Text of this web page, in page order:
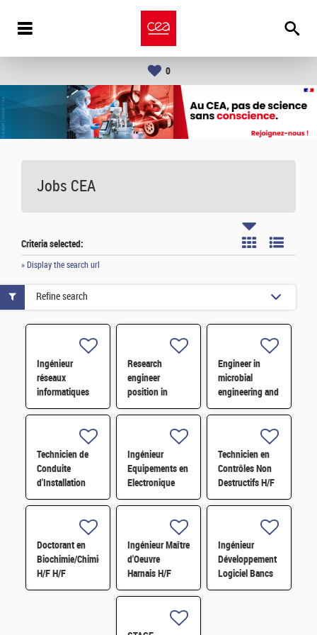
0
Jobs CEA
Criteria selected:
» Display the search url
Ingénieur
réseaux
informatiques
de conduite
procédés H/F
Research
engineer
position in
Bioinformatics
Engineer in
microbial
engineering and
evolution
Technicien de
Conduite
d'Installation
Sous-Système
Ingénieur
Equipements en
Electronique
Embarqué
Technicien en
Contrôles Non
Destructifs H/F
Doctorant en
Biochimie/Chimie
H/F H/F
Ingénieur Maître
d'Oeuvre
Harnais H/F
Ingénieur
Développement
Logiciel Bancs
de Tests H/F
Refine search